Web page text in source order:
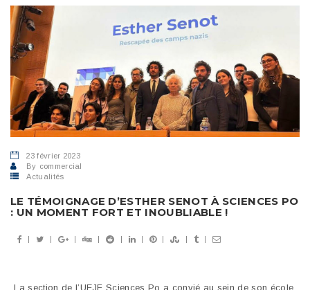
23 février 2023
By commercial
Actualités
LE TÉMOIGNAGE D’ESTHER SENOT À SCIENCES PO
: UN MOMENT FORT ET INOUBLIABLE !
La section de l’UEJF Sciences Po a convié au sein de son école,